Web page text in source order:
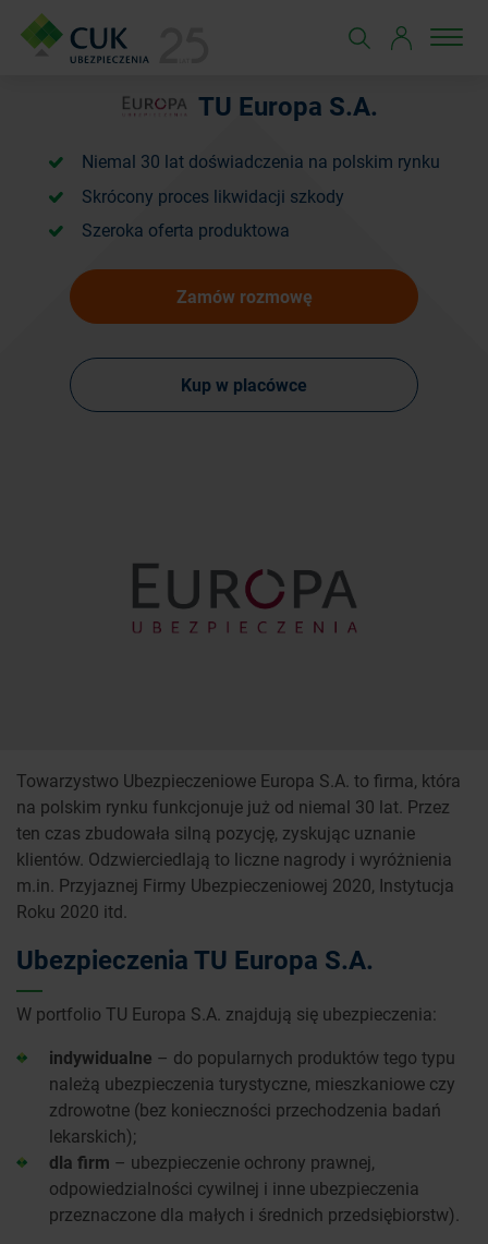
TU Europa S.A.
Niemal 30 lat doświadczenia na polskim rynku
Skrócony proces likwidacji szkody
Szeroka oferta produktowa
Zamów rozmowę
Kup w placówce
Towarzystwo Ubezpieczeniowe Europa S.A. to firma, która
na polskim rynku funkcjonuje już od niemal 30 lat. Przez
ten czas zbudowała silną pozycję, zyskując uznanie
klientów. Odzwierciedlają to liczne nagrody i wyróżnienia
m.in. Przyjaznej Firmy Ubezpieczeniowej 2020, Instytucja
Roku 2020 itd.
Ubezpieczenia TU Europa S.A.
W portfolio TU Europa S.A. znajdują się ubezpieczenia:
indywidualne – do popularnych produktów tego typu
należą ubezpieczenia turystyczne, mieszkaniowe czy
zdrowotne (bez konieczności przechodzenia badań
lekarskich);
dla firm – ubezpieczenie ochrony prawnej,
odpowiedzialności cywilnej i inne ubezpieczenia
przeznaczone dla małych i średnich przedsiębiorstw).